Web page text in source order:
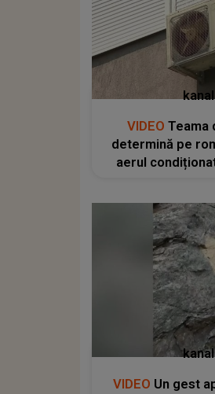
VIDEO Teama
determină pe
aerul
VIDEO Un gest